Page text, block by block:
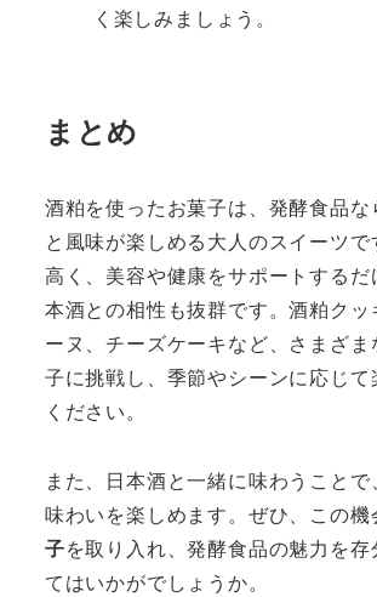
く楽しみましょう。
まとめ
酒粕を使ったお菓子は、発酵食品な
と風味が楽しめる大人のスイーツで
高く、美容や健康をサポートするだ
本酒との相性も抜群です。酒粕クッ
ーヌ、チーズケーキなど、さまざ
子に挑戦し、季節やシーンに応じて
ください。
また、日本酒と一緒に味わうこと
味わいを楽しめます。ぜひ、この機
子を取り入れ、発酵食品の魅力を
てはいかがでしょうか。